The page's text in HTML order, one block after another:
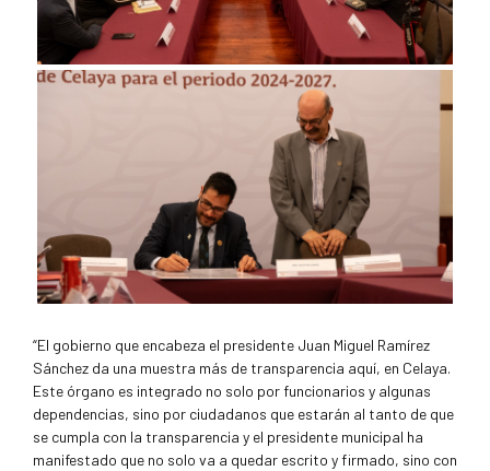
“El gobierno que encabeza el presidente Juan Miguel Ramírez
Sánchez da una muestra más de transparencia aquí, en Celaya.
Este órgano es integrado no solo por funcionarios y algunas
dependencias, sino por ciudadanos que estarán al tanto de que
se cumpla con la transparencia y el presidente municipal ha
manifestado que no solo va a quedar escrito y firmado, sino con